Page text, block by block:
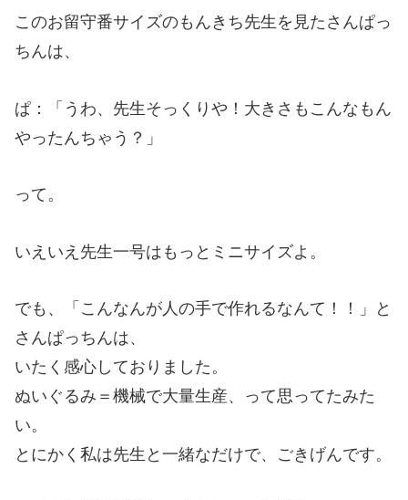
このお留守番サイズのもんきち先生を見たさんぱっ
ちんは、
ぱ：「うわ、先生そっくりや！大きさもこんなもん
やったんちゃう？」
って。
いえいえ先生一号はもっとミニサイズよ。
でも、「こんなんが人の手で作れるなんて！！」と
さんぱっちんは、
いたく感心しておりました。
ぬいぐるみ＝機械で大量生産、って思ってたみた
い。
とにかく私は先生と一緒なだけで、ごきげんです。